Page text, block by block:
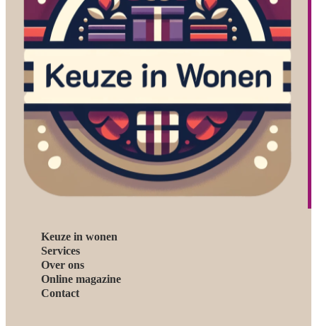
Keuze in wonen
Services
Over ons
Online magazine
Contact